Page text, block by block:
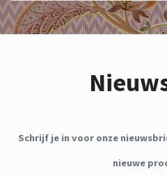
Schrijf je in voor onze
nieuwe